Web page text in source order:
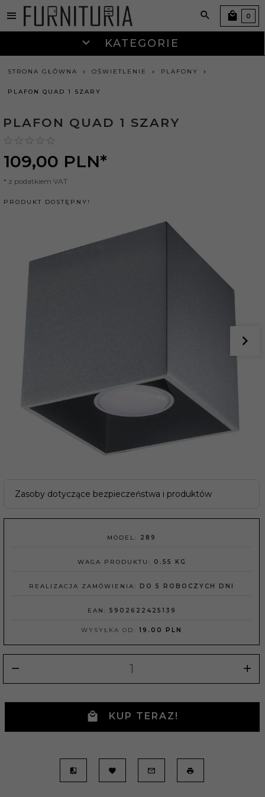
KATEGORIE
0
STRONA GŁÓWNA OŚWIETLENIE PLAFONY
PLAFON QUAD 1 SZARY
PLAFON QUAD 1 SZARY
109,00 PLN*
* z podatkiem VAT
PRODUKT DOSTĘPNY!
Zasoby dotyczące bezpieczeństwa i produktów
MODEL: 289
WAGA PRODUKTU: 0.55 KG
REALIZACJA ZAMÓWIENIA: DO 5 ROBOCZYCH DNI
EAN: 5902622425139
WYSYŁKA OD: 19.00 PLN
KUP TERAZ!